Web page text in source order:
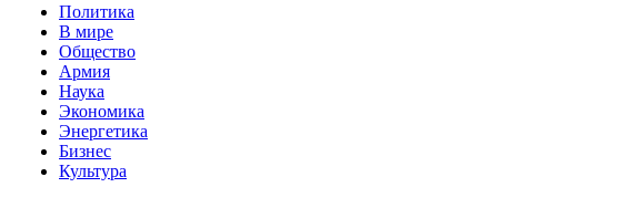
Политика
В мире
Общество
Армия
Наука
Экономика
Энергетика
Бизнес
Культура